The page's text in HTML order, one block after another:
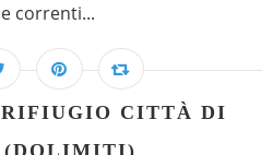
correnti...
CITTÀ DI